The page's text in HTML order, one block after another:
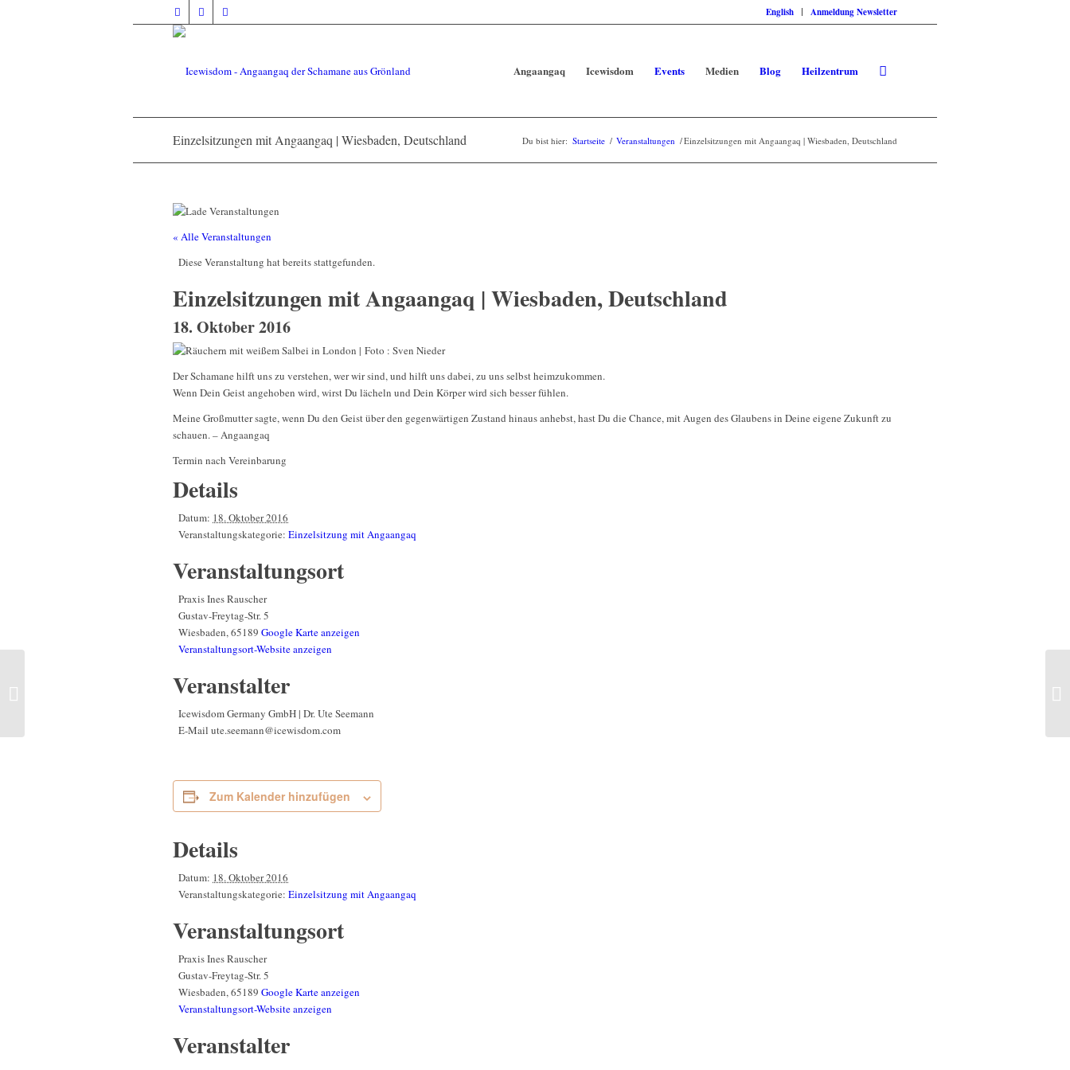
English Anmeldung Newsletter
Angaangaq Icewisdom Events Medien Blog Heilzentrum
Einzelsitzungen mit Angaangaq | Wiesbaden, Deutschland Du bist hier: Startseite / Veranstaltungen /Einzelsitzungen mit Angaangaq | Wiesbaden, Deutschland
« Alle Veranstaltungen
Diese Veranstaltung hat bereits stattgefunden.
Einzelsitzungen mit Angaangaq | Wiesbaden, Deutschland
18. Oktober 2016
Der Schamane hilft uns zu verstehen, wer wir sind, und hilft uns dabei, zu uns selbst heimzukommen.
Wenn Dein Geist angehoben wird, wirst Du lächeln und Dein Körper wird sich besser fühlen.
Meine Großmutter sagte, wenn Du den Geist über den gegenwärtigen Zustand hinaus anhebst, hast Du die Chance, mit Augen des Glaubens in Deine eigene Zukunft zu
schauen. – Angaangaq
Termin nach Vereinbarung
Details
Datum: 18. Oktober 2016
Veranstaltungskategorie: Einzelsitzung mit Angaangaq
Veranstaltungsort
Praxis Ines Rauscher
Gustav-Freytag-Str. 5
Wiesbaden,65189 Google Karte anzeigen
Veranstaltungsort-Website anzeigen
Veranstalter
Icewisdom Germany GmbH | Dr. Ute Seemann
E-Mail ute.seemann@icewisdom.com
Zum Kalender hinzufügen
Details
Datum: 18. Oktober 2016
Veranstaltungskategorie: Einzelsitzung mit Angaangaq
Veranstaltungsort
Praxis Ines Rauscher
Gustav-Freytag-Str. 5
Wiesbaden,65189 Google Karte anzeigen
Veranstaltungsort-Website anzeigen
Veranstalter